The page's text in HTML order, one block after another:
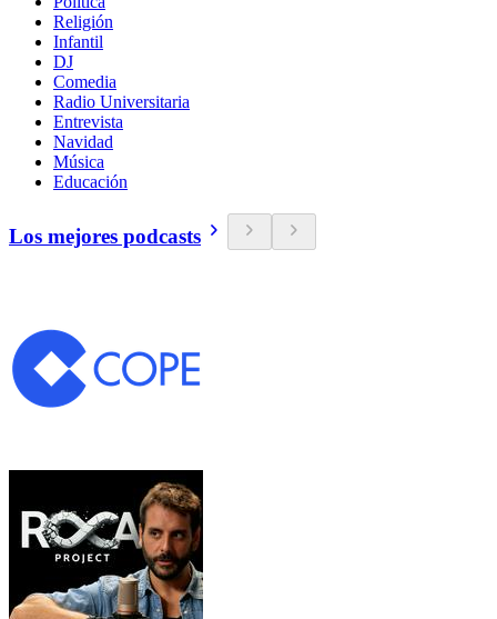
Religión
Infantil
DJ
Comedia
Radio Universitaria
Entrevista
Navidad
Música
Educación
Los mejores podcasts